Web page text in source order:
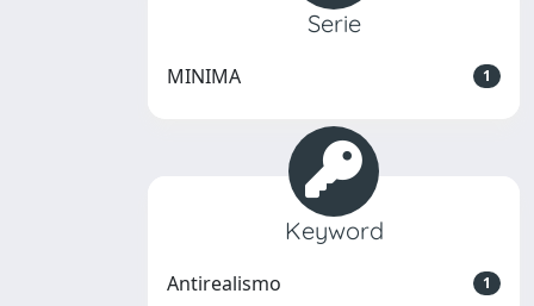
Serie
MINIMA 1
Keyword
Antirealismo 1